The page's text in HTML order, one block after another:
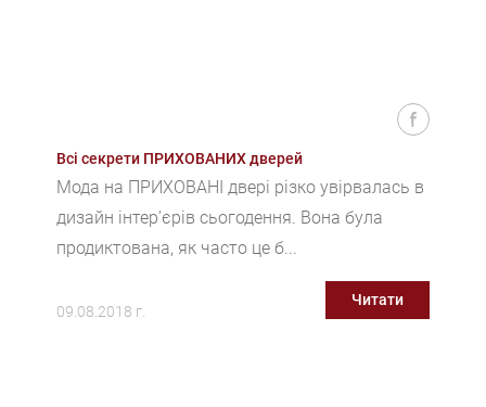
Всі секрети ПРИХОВАНИХ дверей
Мода на ПРИХОВАНІ двері різко увірвалась в
дизайн інтер’єрів сьогодення. Вона була
продиктована, як часто це б...
09.08.2018 г.
Читати